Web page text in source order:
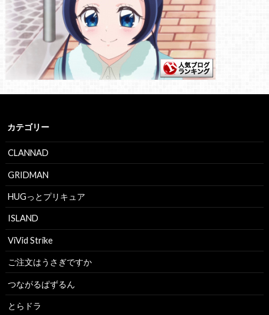
カテゴリー
CLANNAD
GRIDMAN
HUGっとプリキュア
ISLAND
ViVid Strike
ご注文はうさぎですか
つながるぱずるん
とらドラ